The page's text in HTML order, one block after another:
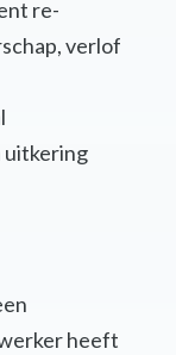
re-
verlof
uitkering
heeft